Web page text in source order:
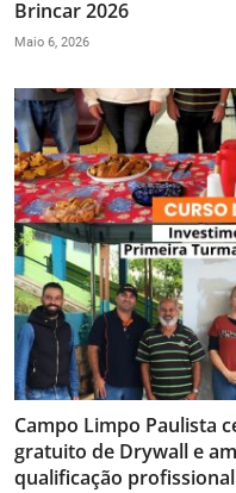
Brincar 2026
Maio 6, 2026
Campo Limpo Paulista
gratuito de Drywall e
qualificação profissional